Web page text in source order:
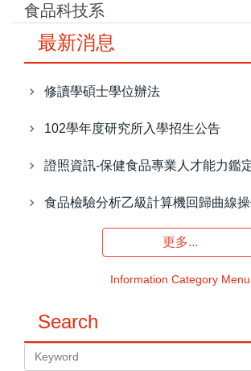
Jump
content
食品科技系
最新消息
修讀學碩士學位辦法
102學年度研究所入學招生公告
證照資訊-保健食品專業人才能力鑑
食品檢驗分析乙級計算機回歸曲線
更多...
Information Category Menu
Information Category
Search